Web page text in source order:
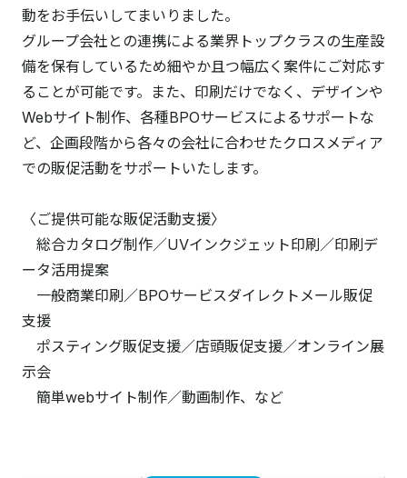
動をお手伝いしてまいりました。
グループ会社との連携による業界トップクラスの生産設
備を保有しているため細やか且つ幅広く案件にご対応す
ることが可能です。また、印刷だけでなく、デザインや
Webサイト制作、各種BPOサービスによるサポートな
ど、企画段階から各々の会社に合わせたクロスメディア
での販促活動をサポートいたします。
〈ご提供可能な販促活動支援〉
総合カタログ制作／UVインクジェット印刷／印刷デ
ータ活用提案
一般商業印刷／BPOサービスダイレクトメール販促
支援
ポスティング販促支援／店頭販促支援／オンライン展
示会
簡単webサイト制作／動画制作、など